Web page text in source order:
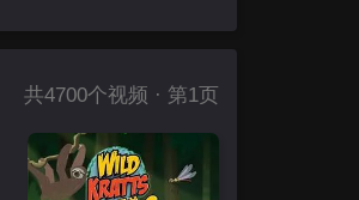
共4700个视频 · 第1页